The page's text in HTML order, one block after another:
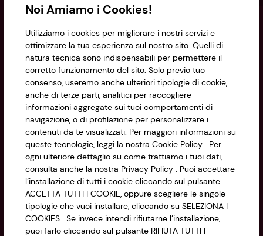
Informazioni
Privacy Policy
Cookie Policy
Impostazioni Cookie
Accessibilità
CONAD SOCIETÀ COOPERATIVA
Via Michelino, 59 | 40127 BOLOGNA
Codice Fiscale e Registro Imprese
di Bologna 00865960157
PARTITA IVA 03320960374
Servizio clienti
Noi Amiamo i Cookies!
Utilizziamo i cookies per migliorare i nostri servizi e
ottimizzare la tua esperienza sul nostro sito. Quelli di
natura tecnica sono indispensabili per permettere il
corretto funzionamento del sito. Solo previo tuo
consenso, useremo anche ulteriori tipologie di cookie,
anche di terze parti, analitici per raccogliere
informazioni aggregate sui tuoi comportamenti di
navigazione, o di profilazione per personalizzare i
contenuti da te visualizzati. Per maggiori informazioni su
queste tecnologie, leggi la nostra Cookie Policy . Per
ogni ulteriore dettaglio su come trattiamo i tuoi dati,
consulta anche la nostra Privacy Policy . Puoi accettare
l’installazione di tutti i cookie cliccando sul pulsante
ACCETTA TUTTI I COOKIE, oppure scegliere le singole
tipologie che vuoi installare, cliccando su SELEZIONA I
COOKIES . Se invece intendi rifiutarne l’installazione,
puoi farlo cliccando sul pulsante RIFIUTA TUTTI I